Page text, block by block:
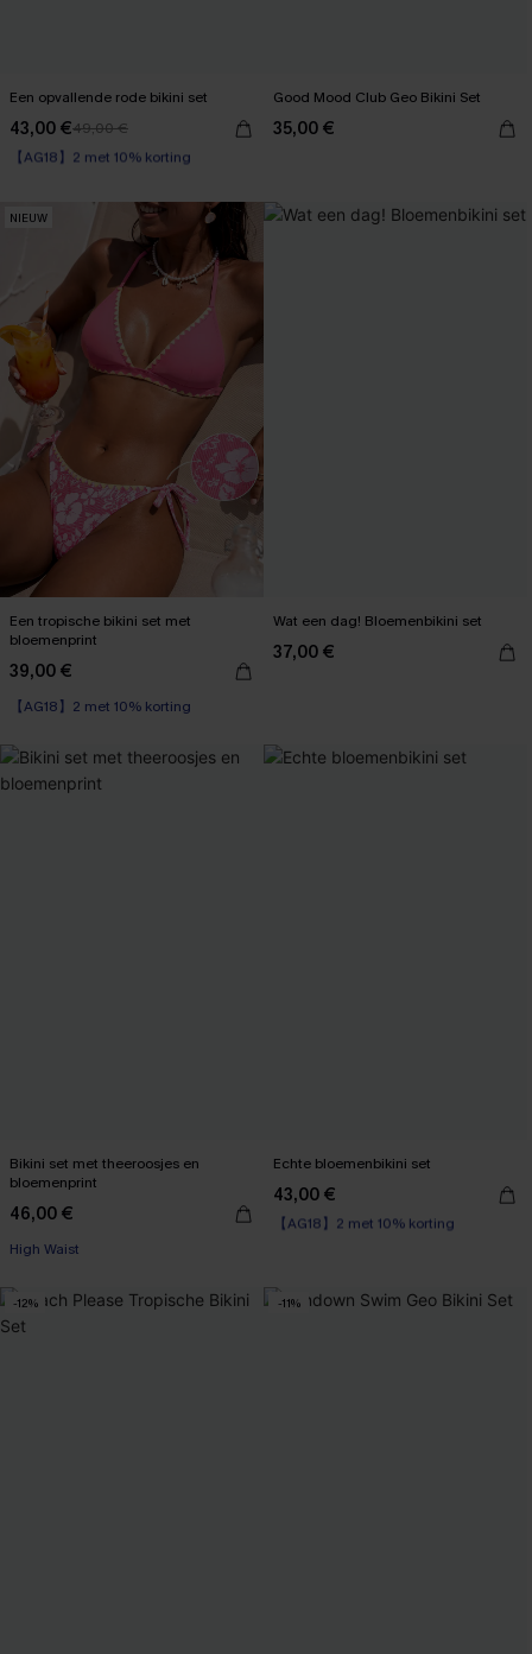
Een opvallende rode bikini set
43,00 €49,00 €
【AG18】2 met 10% korting
Underwire
Good Mood Club Geo Bikini Set
35,00 €
NIEUW
Een tropische bikini set met
bloemenprint
39,00 €
【AG18】2 met 10% korting
Wat een dag! Bloemenbikini set
37,00 €
Bikini set met theeroosjes en
bloemenprint
46,00 €
High Waist
Echte bloemenbikini set
43,00 €
【AG18】2 met 10% korting
High Waist
-12% -11%